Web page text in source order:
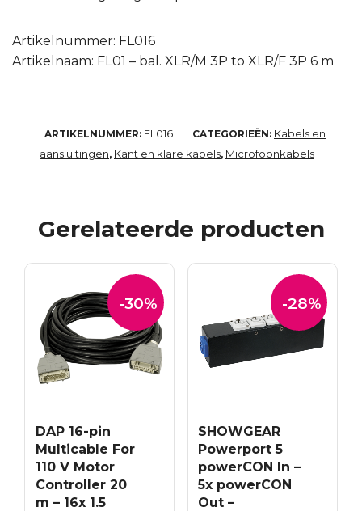
Artikelnummer: FL016
Artikelnaam: FL01 – bal. XLR/M 3P to XLR/F 3P 6 m
ARTIKELNUMMER: FL016 CATEGORIEËN: Kabels en
aansluitingen, Kant en klare kabels, Microfoonkabels
Gerelateerde producten
-30%
DAP 16-pin
Multicable For
110 V Motor
Controller 20
m – 16x 1.5
-28%
SHOWGEAR
Powerport 5
powerCON In –
5x powerCON
Out –